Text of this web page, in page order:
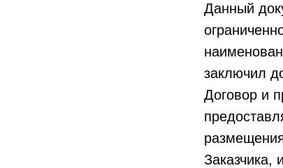
Данный
заключил
Договор и
Заказчика,